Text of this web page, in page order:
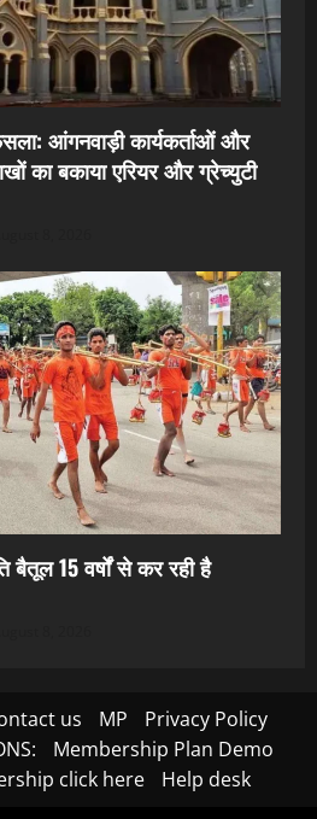
आंगनवाड़ी कार्यकर्ताओं और
का बकाया एरियर और ग्रेच्युटी
बैतूल 15 वर्षों से कर रही है
us MP
Privacy Policy
Membership Plan Demo
click here Help desk